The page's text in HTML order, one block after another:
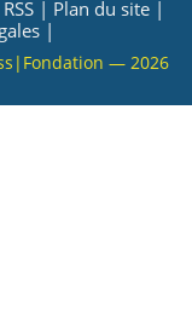
RSS | Plan du site |
|
— 2026